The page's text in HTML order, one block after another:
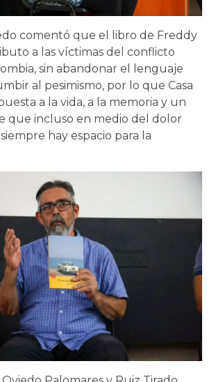
comentó que el libro de Freddy
a las víctimas del conflicto
sin abandonar el lenguaje
al pesimismo, por lo que Casa
a la vida, a la memoria y un
que incluso en medio del dolor
hay espacio para la